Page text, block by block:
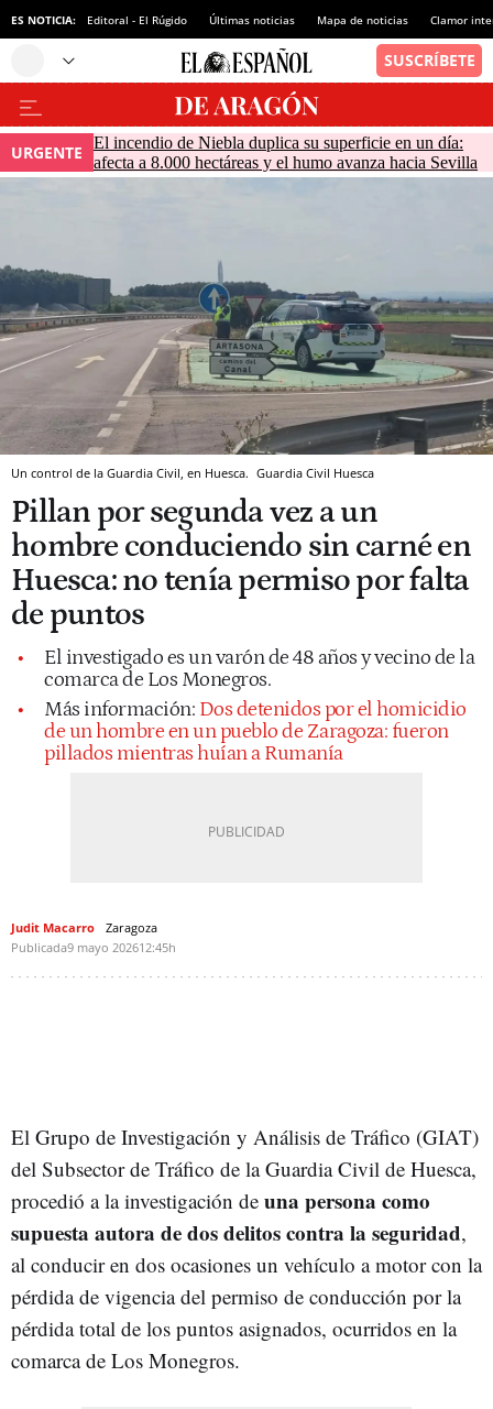
ES NOTICIA: Editoral - El Rúgido Últimas noticias Mapa de noticias Clamor
URGENTE
El incendio de Niebla duplica su superficie en un día:
afecta a 8.000 hectáreas y el humo avanza hacia Sevilla
Un control de la Guardia Civil, en Huesca. Guardia Civil Huesca
Pillan por segunda vez a un
hombre conduciendo sin carné en
Huesca: no tenía permiso por falta
de puntos
El investigado es un varón de 48 años y vecino de la
comarca de Los Monegros.
Más información: Dos detenidos por el homicidio
de un hombre en un pueblo de Zaragoza: fueron
pillados mientras huían a Rumanía
Judit Macarro
Zaragoza
Publicada9 mayo 202612:45h
El Grupo de Investigación y Análisis de Tráfico (GIAT)
del Subsector de Tráfico de la Guardia Civil de Huesca,
procedió a la investigación de una persona como
supuesta autora de dos delitos contra la seguridad,
al conducir en dos ocasiones un vehículo a motor con la
pérdida de vigencia del permiso de conducción por la
pérdida total de los puntos asignados, ocurridos en la
comarca de Los Monegros.